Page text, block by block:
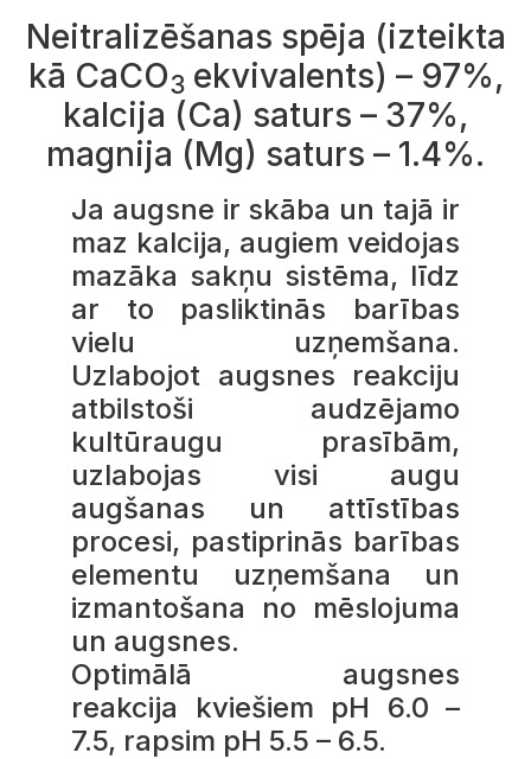
Neitralizēšanas spēja (izteikta
kā CaCO3ekvivalents) – 97%,
kalcija (Ca) saturs – 37%,
magnija (Mg) saturs – 1.4%.
Ja augsne ir skāba un tajā ir
maz kalcija, augiem veidojas
mazāka sakņu sistēma, līdz
ar to pasliktinās barības
vielu uzņemšana.
Uzlabojot augsnes reakciju
atbilstoši audzējamo
kultūraugu prasībām,
uzlabojas visi augu
augšanas un attīstības
procesi, pastiprinās barības
elementu uzņemšana un
izmantošana no mēslojuma
un augsnes.
Optimālā augsnes
reakcija kviešiem pH 6.0 –
7.5, rapsim pH 5.5 – 6.5.